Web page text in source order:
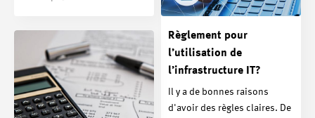
Règlement pour
l’utilisation de
l’infrastructure IT?
Il y a de bonnes raisons
d'avoir des règles claires. De